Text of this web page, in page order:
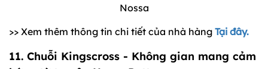
Nossa
>> Xem thêm thông tin chi tiết của nhà hàng Tại đây.
11. Chuỗi Kingscross - Không gian mang cảm